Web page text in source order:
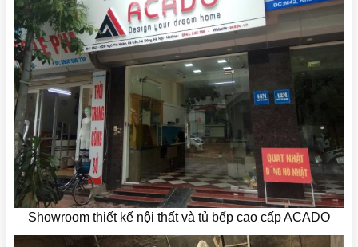
Showroom thiết kế nội thất và tủ bếp cao cấp ACADO